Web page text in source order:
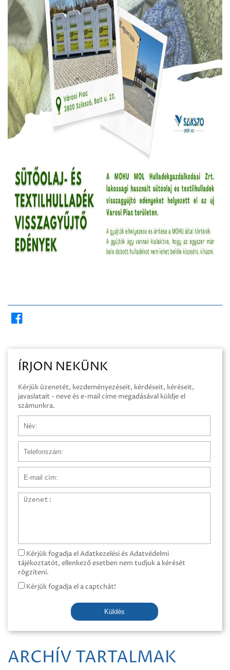
ÍRJON NEKÜNK
Kérjük üzenetét, kezdeményezéseit, kérdéseit, kéréseit,
javaslatait - neve és e-mail címe megadásával küldje el
számunkra.
Üzenet
Kérjük fogadja el Adatkezelési és Adatvédelmi
tájékoztatót, ellenkező esetben nem tudjuk a kérését
rögzíteni.
Kérjük fogadja el a captchát!
Küldés
ARCHÍV TARTALMAK